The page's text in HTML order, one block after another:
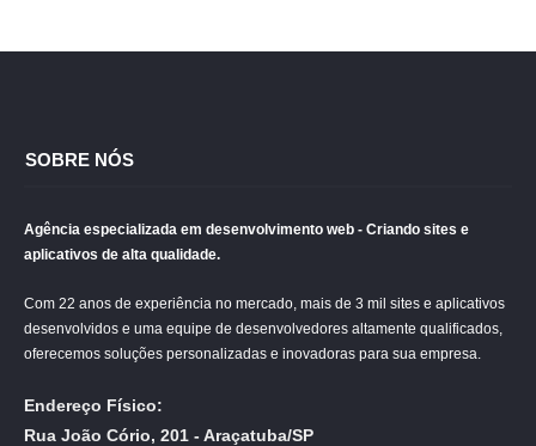
SOBRE NÓS
Agência especializada em desenvolvimento web - Criando sites e
aplicativos de alta qualidade.
Com 22 anos de experiência no mercado, mais de 3 mil sites e aplicativos
desenvolvidos e uma equipe de desenvolvedores altamente qualificados,
oferecemos soluções personalizadas e inovadoras para sua empresa.
Endereço Físico:
Rua João Cório, 201 - Araçatuba/SP